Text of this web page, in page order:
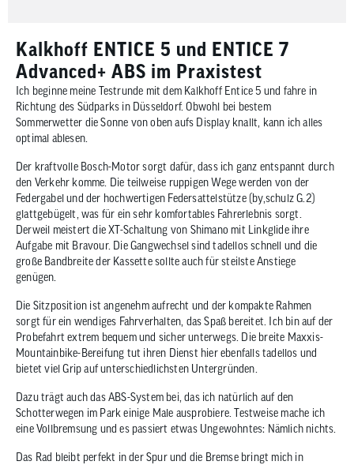
Kalkhoff ENTICE 5 und ENTICE 7
Advanced+ ABS im Praxistest
Ich beginne meine Testrunde mit dem Kalkhoff Entice 5 und fahre in
Richtung des Südparks in Düsseldorf. Obwohl bei bestem
Sommerwetter die Sonne von oben aufs Display knallt, kann ich alles
optimal ablesen.
Der kraftvolle Bosch-Motor sorgt dafür, dass ich ganz entspannt durch
den Verkehr komme. Die teilweise ruppigen Wege werden von der
Federgabel und der hochwertigen Federsattelstütze (by,schulz G.2)
glattgebügelt, was für ein sehr komfortables Fahrerlebnis sorgt.
Derweil meistert die XT-Schaltung von Shimano mit Linkglide ihre
Aufgabe mit Bravour. Die Gangwechsel sind tadellos schnell und die
große Bandbreite der Kassette sollte auch für steilste Anstiege
genügen.
Die Sitzposition ist angenehm aufrecht und der kompakte Rahmen
sorgt für ein wendiges Fahrverhalten, das Spaß bereitet. Ich bin auf der
Probefahrt extrem bequem und sicher unterwegs. Die breite Maxxis-
Mountainbike-Bereifung tut ihren Dienst hier ebenfalls tadellos und
bietet viel Grip auf unterschiedlichsten Untergründen.
Dazu trägt auch das ABS-System bei, das ich natürlich auf den
Schotterwegen im Park einige Male ausprobiere. Testweise mache ich
eine Vollbremsung und es passiert etwas Ungewohntes: Nämlich nichts.
Das Rad bleibt perfekt in der Spur und die Bremse bringt mich in